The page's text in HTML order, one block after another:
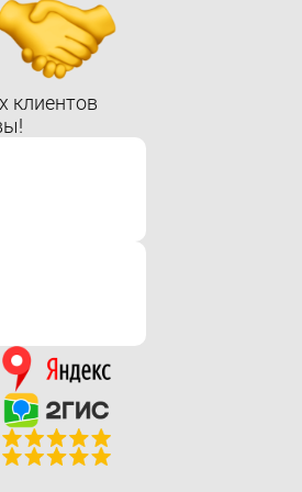
— получитеБЕСЛАТНУЮ
клиентов